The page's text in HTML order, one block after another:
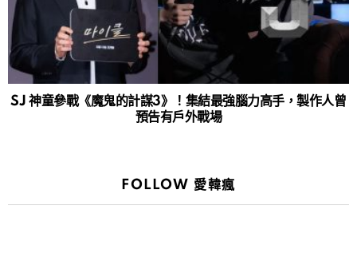
SJ 神童參戰《魔鬼的計謀3》！集結最強腦力高手，製作人曾
預告有戶外戰場
FOLLOW 愛韓瘋